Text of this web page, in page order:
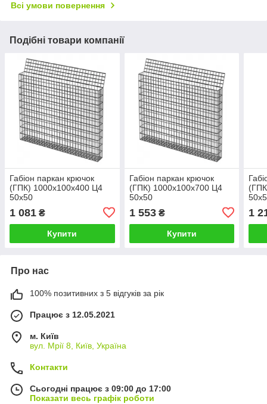
Всі умови повернення
Подібні товари компанії
Габіон паркан крючок
(ГПК) 1000х100х400 Ц4
50х50
1 081 ₴
Купити
Габіон паркан крючок
(ГПК) 1000х100х700 Ц4
50х50
1 553₴
Купити
1
Про нас
100% позитивних з 5 відгуків за рік
Працює з 12.05.2021
м. Київ
вул. Мрії 8, Київ, Україна
Контакти
Сьогодні працює з 09:00 до 17:00
Показати весь графік роботи